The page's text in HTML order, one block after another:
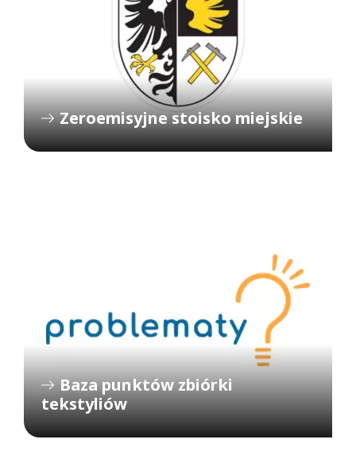
Zeroemisyjne stoisko miejskie
Baza punktów zbiórki
tekstyliów